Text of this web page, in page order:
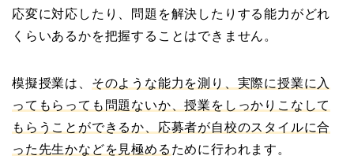
応変に対応したり、問題を解決したりする能力がどれ
くらいあるかを把握することはできません。
模擬授業は、 そのような能力を測り、実際に授業に入
ってもらっても問題ないか、授業をしっかりこなして
もらうことができるか、応募者が自校のスタイルに合
った先生かなどを見極める ために行われます。